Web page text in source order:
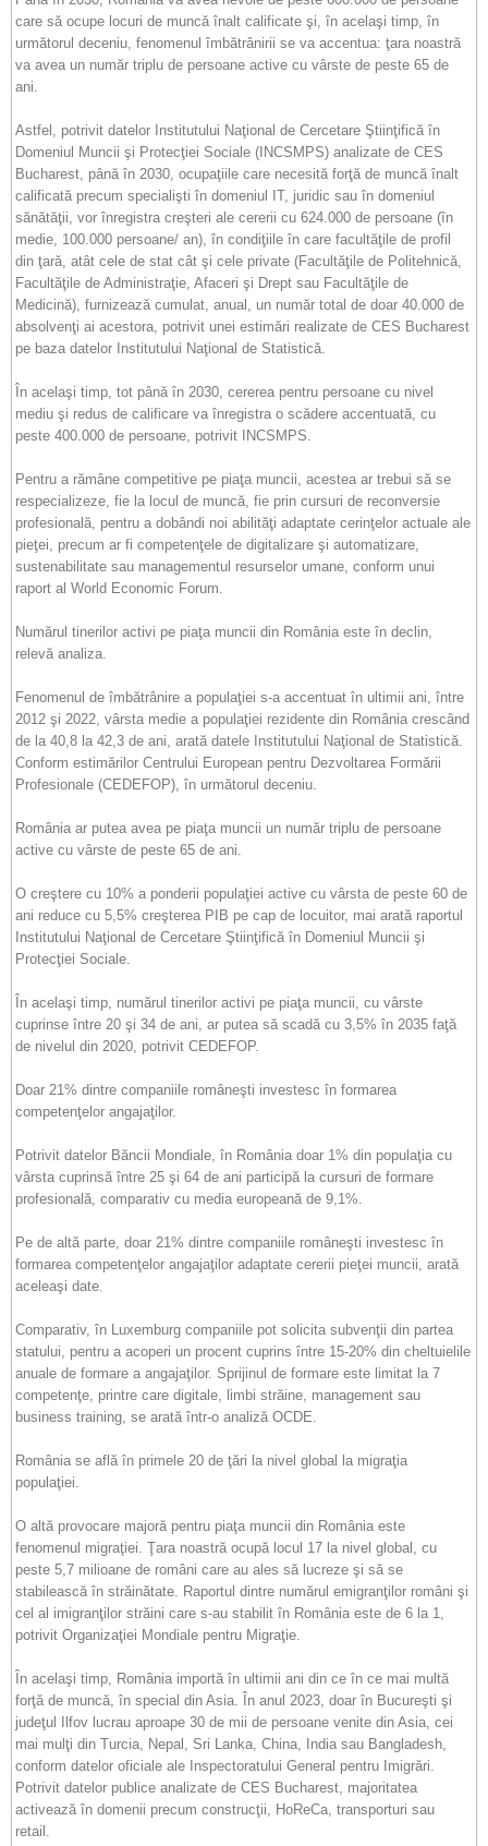
care să ocupe locuri de muncă înalt calificate şi, în acelaşi timp, în
următorul deceniu, fenomenul îmbătrânirii se va accentua: ţara noastră
va avea un număr triplu de persoane active cu vârste de peste 65 de
ani.
Astfel, potrivit datelor Institutului Naţional de Cercetare Ştiinţifică în
Domeniul Muncii şi Protecţiei Sociale (INCSMPS) analizate de CES
Bucharest, până în 2030, ocupaţiile care necesită forţă de muncă înalt
calificată precum specialişti în domeniul IT, juridic sau în domeniul
sănătăţii, vor înregistra creşteri ale cererii cu 624.000 de persoane (în
medie, 100.000 persoane/ an), în condiţiile în care facultăţile de profil
din ţară, atât cele de stat cât şi cele private (Facultăţile de Politehnică,
Facultăţile de Administraţie, Afaceri şi Drept sau Facultăţile de
Medicină), furnizează cumulat, anual, un număr total de doar 40.000 de
absolvenţi ai acestora, potrivit unei estimări realizate de CES Bucharest
pe baza datelor Institutului Naţional de Statistică.
În acelaşi timp, tot până în 2030, cererea pentru persoane cu nivel
mediu şi redus de calificare va înregistra o scădere accentuată, cu
peste 400.000 de persoane, potrivit INCSMPS.
Pentru a rămâne competitive pe piaţa muncii, acestea ar trebui să se
respecializeze, fie la locul de muncă, fie prin cursuri de reconversie
profesională, pentru a dobândi noi abilităţi adaptate cerinţelor actuale ale
pieţei, precum ar fi competenţele de digitalizare şi automatizare,
sustenabilitate sau managementul resurselor umane, conform unui
raport al World Economic Forum.
Numărul tinerilor activi pe piaţa muncii din România este în declin,
relevă analiza.
Fenomenul de îmbătrânire a populaţiei s-a accentuat în ultimii ani, între
2012 şi 2022, vârsta medie a populaţiei rezidente din România crescând
de la 40,8 la 42,3 de ani, arată datele Institutului Naţional de Statistică.
Conform estimărilor Centrului European pentru Dezvoltarea Formării
Profesionale (CEDEFOP), în următorul deceniu.
România ar putea avea pe piaţa muncii un număr triplu de persoane
active cu vârste de peste 65 de ani.
O creştere cu 10% a ponderii populaţiei active cu vârsta de peste 60 de
ani reduce cu 5,5% creşterea PIB pe cap de locuitor, mai arată raportul
Institutului Naţional de Cercetare Ştiinţifică în Domeniul Muncii şi
Protecţiei Sociale.
În acelaşi timp, numărul tinerilor activi pe piaţa muncii, cu vârste
cuprinse între 20 şi 34 de ani, ar putea să scadă cu 3,5% în 2035 faţă
de nivelul din 2020, potrivit CEDEFOP.
Doar 21% dintre companiile româneşti investesc în formarea
competenţelor angajaţilor.
Potrivit datelor Băncii Mondiale, în România doar 1% din populaţia cu
vârsta cuprinsă între 25 şi 64 de ani participă la cursuri de formare
profesională, comparativ cu media europeană de 9,1%.
Pe de altă parte, doar 21% dintre companiile româneşti investesc în
formarea competenţelor angajaţilor adaptate cererii pieţei muncii, arată
aceleaşi date.
Comparativ, în Luxemburg companiile pot solicita subvenţii din partea
statului, pentru a acoperi un procent cuprins între 15-20% din cheltuielile
anuale de formare a angajaţilor. Sprijinul de formare este limitat la 7
competenţe, printre care digitale, limbi străine, management sau
business training, se arată într-o analiză OCDE.
România se află în primele 20 de ţări la nivel global la migraţia
populaţiei.
O altă provocare majoră pentru piaţa muncii din România este
fenomenul migraţiei. Ţara noastră ocupă locul 17 la nivel global, cu
peste 5,7 milioane de români care au ales să lucreze şi să se
stabilească în străinătate. Raportul dintre numărul emigranţilor români şi
cel al imigranţilor străini care s-au stabilit în România este de 6 la 1,
potrivit Organizaţiei Mondiale pentru Migraţie.
În acelaşi timp, România importă în ultimii ani din ce în ce mai multă
forţă de muncă, în special din Asia. În anul 2023, doar în Bucureşti şi
judeţul Ilfov lucrau aproape 30 de mii de persoane venite din Asia, cei
mai mulţi din Turcia, Nepal, Sri Lanka, China, India sau Bangladesh,
conform datelor oficiale ale Inspectoratului General pentru Imigrări.
Potrivit datelor publice analizate de CES Bucharest, majoritatea
activează în domenii precum construcţii, HoReCa, transporturi sau
retail.